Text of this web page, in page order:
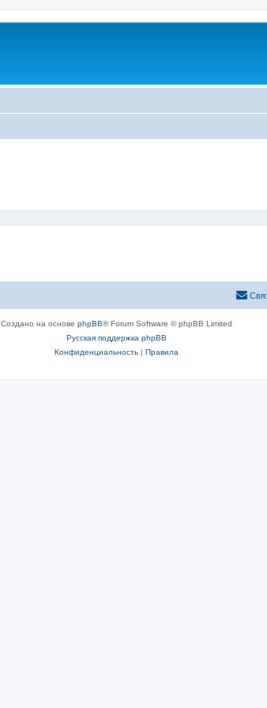
Создано на основе phpBB® Forum Software © phpBB Limited
Русская поддержка phpBB
Конфиденциальность| Правила